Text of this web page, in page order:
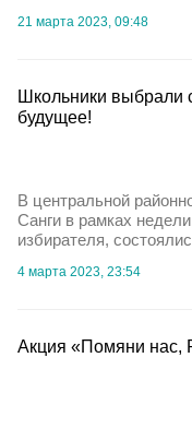
21 марта 2023, 09:48
Школьники выбрали
будущее!
В центральной
Санги в рамках
избирателя,
4 марта 2023, 23:54
Акция «Помяни нас,